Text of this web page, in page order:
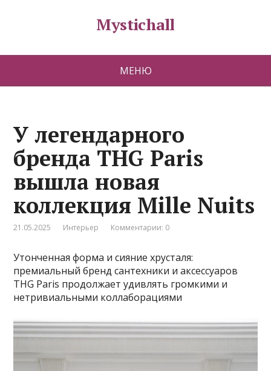
Mystichall
МЕНЮ
У легендарного
бренда THG Paris
вышла новая
коллекция Mille Nuits
21.05.2025 Интерьер Комментарии: 0
Утонченная форма и сияние хрусталя:
премиальный бренд сантехники и аксессуаров
THG Paris продолжает удивлять громкими и
нетривиальными коллаборациями